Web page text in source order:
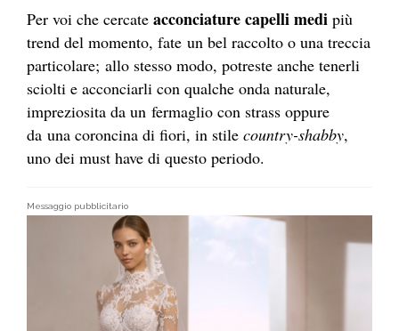
Per voi che cercate acconciature capelli medi più
trend del momento, fate un bel raccolto o una treccia
particolare; allo stesso modo, potreste anche tenerli
sciolti e acconciarli con qualche onda naturale,
impreziosita da un fermaglio con strass oppure
da una coroncina di fiori, in stile country-shabby,
uno dei must have di questo periodo.
Messaggio pubblicitario